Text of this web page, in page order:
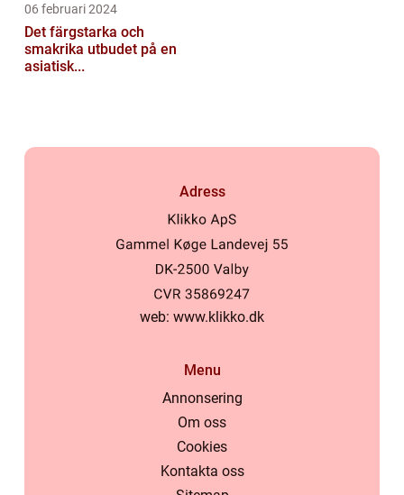
06 februari 2024
Det färgstarka och
smakrika utbudet på en
asiatisk...
Adress
web: www.klikko.dk
Menu
Annonsering
Om oss
Cookies
Kontakta oss